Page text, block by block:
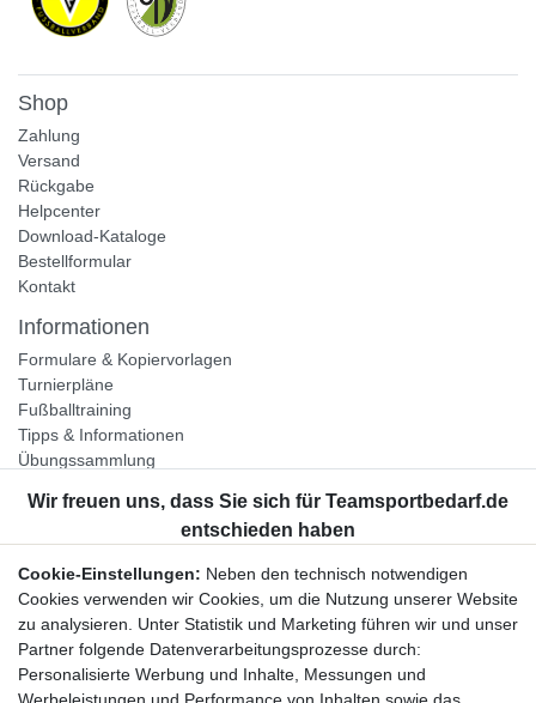
Shop
Zahlung
Versand
Rückgabe
Helpcenter
Download-Kataloge
Bestellformular
Kontakt
Informationen
Formulare & Kopiervorlagen
Turnierpläne
Fußballtraining
Tipps & Informationen
Übungssammlung
Unternehmen
Widerrufsrecht
Bestellung widerrufen
Datenschutzerklärung
AGB
Cookie-Einstellungen: Neben den technisch notwendigen
Cookies verwenden wir Cookies, um die Nutzung unserer Website
zu analysieren. Unter Statistik und Marketing führen wir und unser
Partner folgende Datenverarbeitungsprozesse durch:
Personalisierte Werbung und Inhalte, Messungen und